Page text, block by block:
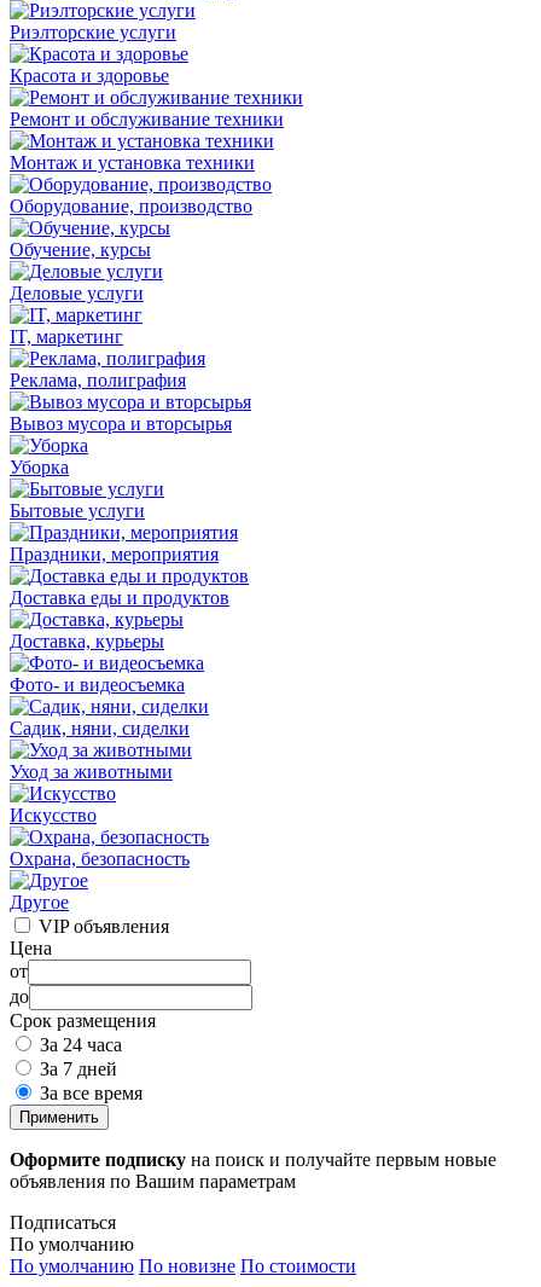
Риэлторские услуги
Красота и здоровье
Ремонт и обслуживание техники
Монтаж и установка техники
Оборудование, производство
Обучение, курсы
Деловые услуги
IT, маркетинг
Реклама, полиграфия
Вывоз мусора и вторсырья
Уборка
Бытовые услуги
Праздники, мероприятия
Доставка еды и продуктов
Доставка, курьеры
Фото- и видеосъемка
Садик, няни, сиделки
Уход за животными
Искусство
Охрана, безопасность
Другое
VIP объявления
Цена
от
до
Срок размещения
За 24 часа
За 7 дней
За все время
Применить
Оформите подписку на поиск и получайте первым новые
объявления по Вашим параметрам
Подписаться
По умолчанию
По умолчанию По новизне По стоимости